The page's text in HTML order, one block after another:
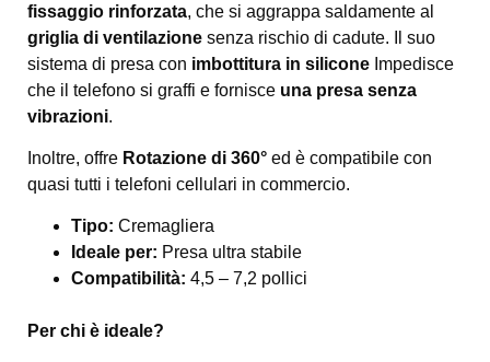
fissaggio rinforzata, che si aggrappa saldamente al
griglia di ventilazione senza rischio di cadute. Il suo
sistema di presa con imbottitura in silicone Impedisce
che il telefono si graffi e fornisce una presa senza
vibrazioni.
Inoltre, offre Rotazione di 360° ed è compatibile con
quasi tutti i telefoni cellulari in commercio.
Tipo: Cremagliera
Ideale per: Presa ultra stabile
Compatibilità: 4,5 – 7,2 pollici
Per chi è ideale?